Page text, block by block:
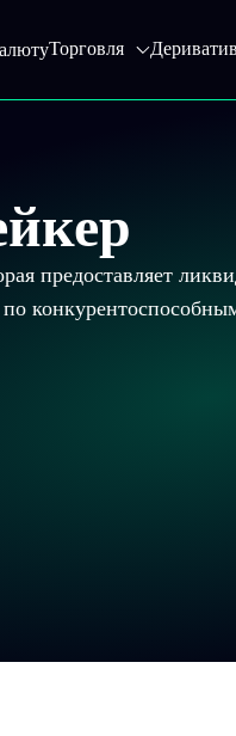
Торговля
предоставляет